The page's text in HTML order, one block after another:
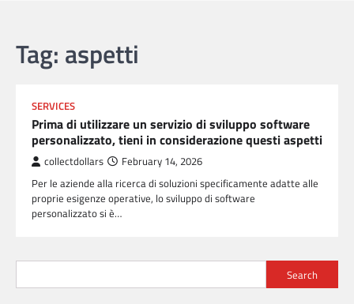
Tag: aspetti
SERVICES
Prima di utilizzare un servizio di sviluppo software
personalizzato, tieni in considerazione questi aspetti
collectdollars February 14, 2026
Per le aziende alla ricerca di soluzioni specificamente adatte alle
proprie esigenze operative, lo sviluppo di software
personalizzato si è…
Search